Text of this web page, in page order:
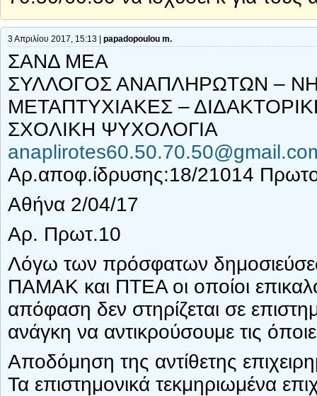
3 Απριλίου 2017, 15:13 | papadopoulou m.
ΣΑΝΔ ΜΕΑ
ΣΥΛΛΟΓΟΣ ΑΝΑΠΛΗΡΩΤΩΝ –
ΜΕΤΑΠΤΥΧΙΑΚΕΣ –
ΣΧΟΛΙΚΗ ΨΥΧΟΛΟΓΙΑ
Αρ.αποφ.ίδρυσης:18/21014
Αθήνα 2/04/17
Αρ. Πρωτ.10
Λόγω των πρόσφατων
ΠΑΜΑΚ και ΠΤΕΑ οι οποίοι
απόφαση δεν στηρίζεται σε
ανάγκη να αντικρούσουμε τις
Αποδόμηση της αντίθετης
Τα επιστημονικά τεκμηριωμένα